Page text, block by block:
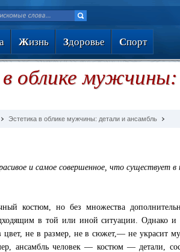
Жизнь Здоровье Спорт
облике
Эстетика в облике мужчины: детали и ансамбль
и самое совершенное, что существует в
костюм, но без множества
в той или иной ситуации. Однако и
не в размер, не в сюжет,— не украсит
ансамбль человек — костюм — детали,